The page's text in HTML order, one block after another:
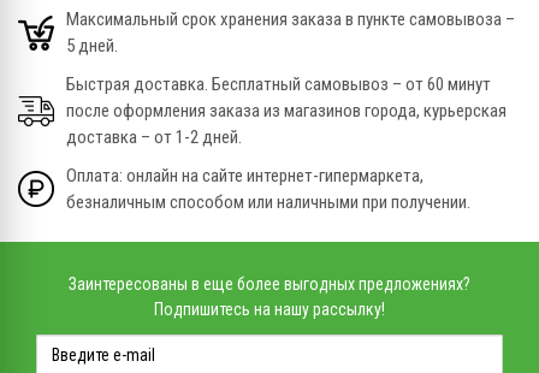
Максимальный срок хранения заказа в пункте самовывоза –
5 дней.
Быстрая доставка. Бесплатный самовывоз – от 60 минут
после оформления заказа из магазинов города, курьерская
доставка – от 1-2 дней.
Оплата: онлайн на сайте интернет-гипермаркета,
безналичным способом или наличными при получении.
Заинтересованы в еще более выгодных предложениях?
Подпишитесь на нашу рассылку!